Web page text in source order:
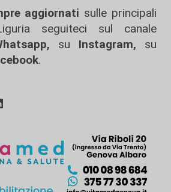
aggiornati sulle principali
seguiteci sul canale
su Instagram, su
.